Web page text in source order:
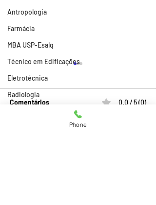
Antropologia
Farmácia
MBA USP-Esalq
Técnico em Edificações
Eletrotécnica
Radiologia
Comentários 0.0 / 5 (0)
Phone